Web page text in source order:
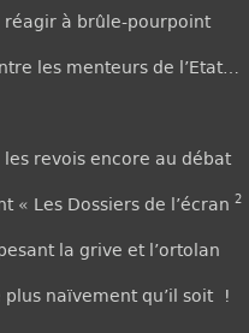
réagir à brûle-pourpoint
les menteurs de l’Etat…
les revois encore au débat
« Les Dossiers de l’écran2
la grive et l’ortolan
plus naïvement qu’il soit !